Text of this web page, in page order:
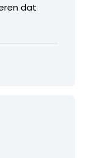
dat